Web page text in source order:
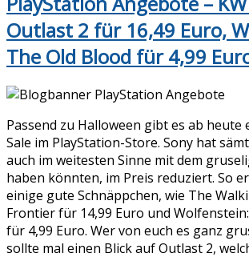
Outlast 2 für 16,49 Euro,
The Old Blood für 4,99
Passend zu Halloween gibt es ab heute
Sale im PlayStation-Store. Sony hat
auch im weitesten Sinne mit dem
haben könnten, im Preis reduziert. So
einige gute Schnäppchen, wie The
Frontier für 14,99 Euro und
für 4,99 Euro. Wer von euch es ganz
sollte mal einen Blick auf Outlast 2,